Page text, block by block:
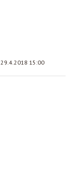
29.4.2018 15:00